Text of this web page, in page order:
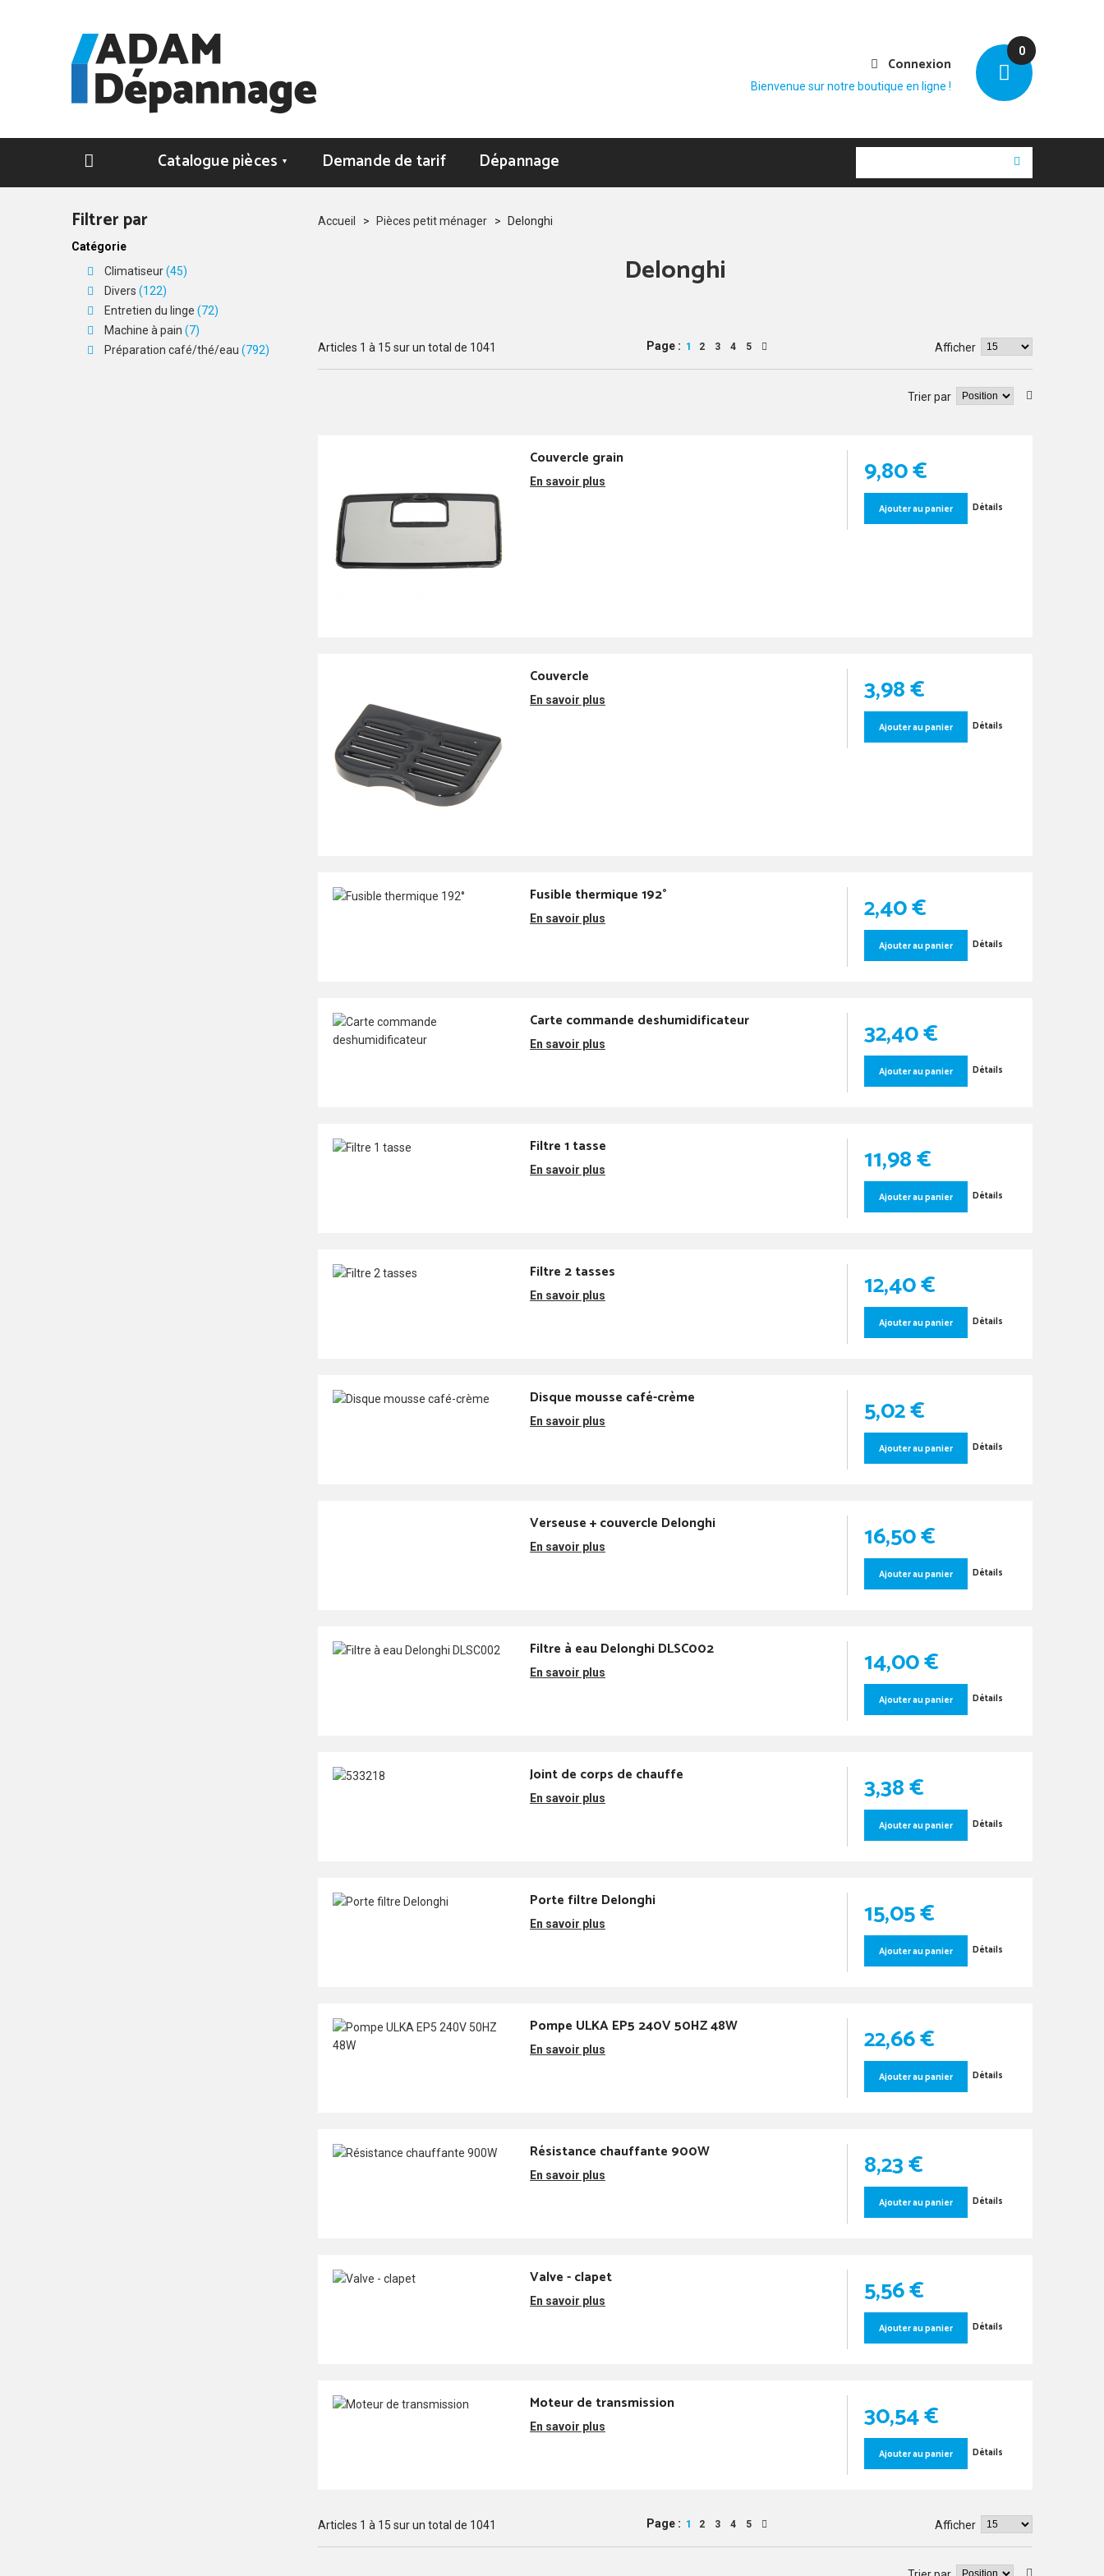
0
Connexion
Bienvenue sur notre boutique en ligne !
Catalogue pièces ▼ Demande de tarif Dépannage
Accueil > Pièces petit ménager > Delonghi
Delonghi
Articles 1 à 15 sur un total de 1041 Afficher
Page : 1 2 3 4 5
Trier par
Couvercle grain
En savoir plus 9,80 €
Ajouter au panier Détails
Couvercle
En savoir plus 3,98 €
Ajouter au panier Détails
Fusible thermique 192°
En savoir plus 2,40 €
Ajouter au panier Détails
Carte commande deshumidificateur
En savoir plus 32,40 €
Ajouter au panier Détails
Filtre 1 tasse
En savoir plus 11,98 €
Ajouter au panier Détails
Filtre 2 tasses
En savoir plus 12,40 €
Ajouter au panier Détails
Disque mousse café-crème
En savoir plus 5,02 €
Ajouter au panier Détails
Verseuse + couvercle Delonghi
En savoir plus 16,50 €
Ajouter au panier Détails
Filtre à eau Delonghi DLSC002
En savoir plus 14,00 €
Ajouter au panier Détails
Joint de corps de chauffe
En savoir plus 3,38 €
Ajouter au panier Détails
Porte filtre Delonghi
En savoir plus 15,05 €
Ajouter au panier Détails
Pompe ULKA EP5 240V 50HZ 48W
En savoir plus 22,66 €
Ajouter au panier Détails
Résistance chauffante 900W
En savoir plus 8,23 €
Ajouter au panier Détails
Valve - clapet
En savoir plus 5,56 €
Ajouter au panier Détails
Moteur de transmission
En savoir plus 30,54 €
Ajouter au panier Détails
Articles 1 à 15 sur un total de 1041 Afficher
Page : 1 2 3 4 5
Filtrer par
Catégorie
Climatiseur(45)
Divers (122)
Entretien du linge (72)
Machine à pain (7)
Préparation café/thé/eau (792)